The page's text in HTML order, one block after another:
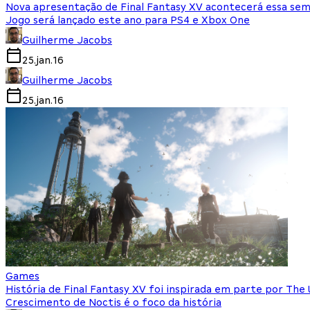
Nova apresentação de Final Fantasy XV acontecerá essa
Jogo será lançado este ano para PS4 e Xbox One
Guilherme Jacobs
25.jan.16
Guilherme Jacobs
25.jan.16
Games
História de Final Fantasy XV foi inspirada em parte por The
Crescimento de Noctis é o foco da história